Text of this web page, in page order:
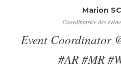
Marion
Coordinatrice des
Event Coordinator
#AR #MR